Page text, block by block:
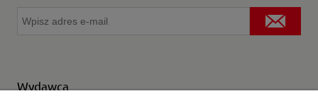
Wydawca